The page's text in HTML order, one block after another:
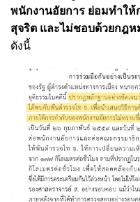
พนักงานอัยการ ย่อมทำใ
สุจริต และไม่ชอบด้วยกฎห
ดังนี้